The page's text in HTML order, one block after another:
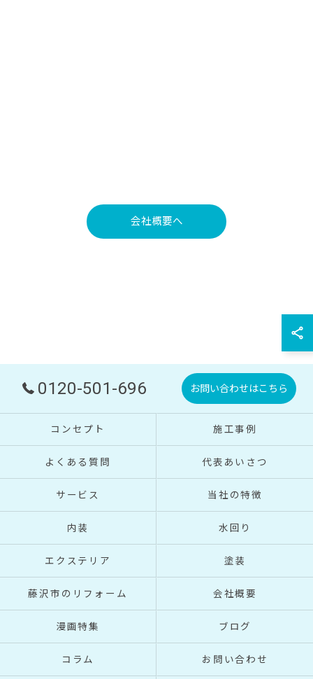
会社概要へ
0120-501-696 お問い合わせはこちら
コンセプト 施工事例
よくある質問 代表あいさつ
サービス 当社の特徴
内装 水回り
エクステリア 塗装
藤沢市のリフォーム 会社概要
漫画特集 ブログ
コラム お問い合わせ